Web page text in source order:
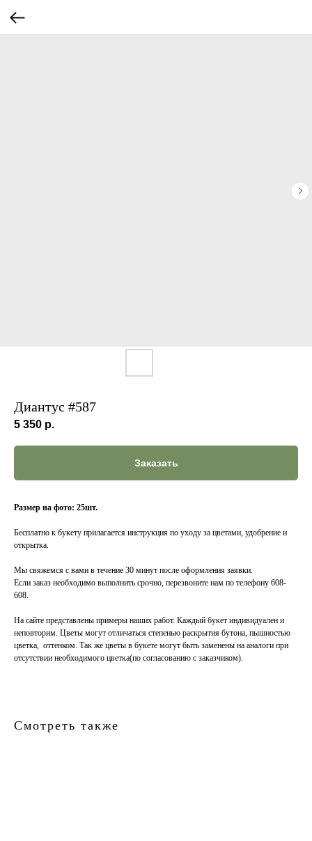
Диантус #587
5 350 р.
Заказать
Размер на фото: 25шт.
Бесплатно к букету прилагается инструкция по уходу за цветами, удобрение и
открытка.
Мы свяжемся с вами в течение 30 минут после оформления заявки.
Если заказ необходимо выполнить срочно, перезвоните нам по телефону 608-
608.
На сайте представлены примеры наших работ. Каждый букет индивидуален и
неповторим. Цветы могут отличаться степенью раскрытия бутона, пышностью
цветка, оттенком. Так же цветы в букете могут быть заменены на аналоги при
отсутствии необходимого цветка(по согласованию с заказчиком).
Смотреть также